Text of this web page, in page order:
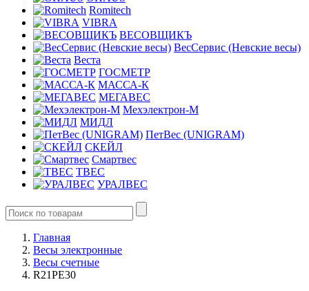
Romitech
VIBRA
ВЕСОВЩИКЪ
ВесСервис (Невские весы)
Веста
ГОСМЕТР
МАССА-К
МЕГАВЕС
Мехэлектрон-М
МИДЛ
ПетВес (UNIGRAM)
СКЕЙЛ
Смартвес
ТВЕС
УРАЛВЕС
Главная
Весы электронные
Весы счетные
R21PE30